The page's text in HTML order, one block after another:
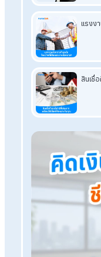
รักษาพนักงาน
ถาม :พนักงานทดล
ตอบ : ต้องจ่าย เพ
ทะเบียนประกันสัง
งานหรือไม่
บทความที่เกี่ยวข้
คู่มือHRมือใหม่
Q&A ค่าจ้างพนั
แจกสูตรวิธีคำน
วิธีคิดเปอร์เซ็น
แจกฟรี! ตารา